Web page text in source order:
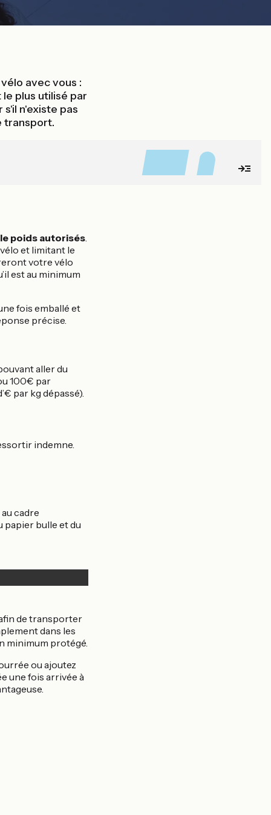
avec vous :
plus utilisé par
n'existe pas
transport.
poids autorisés.
et limitant le
votre vélo
est au minimum
fois emballé et
précise.
aller du
100€ par
par kg dépassé).
indemne.
cadre
papier bulle et du
de transporter
dans les
minimum protégé.
ou ajoutez
une fois arrivée à